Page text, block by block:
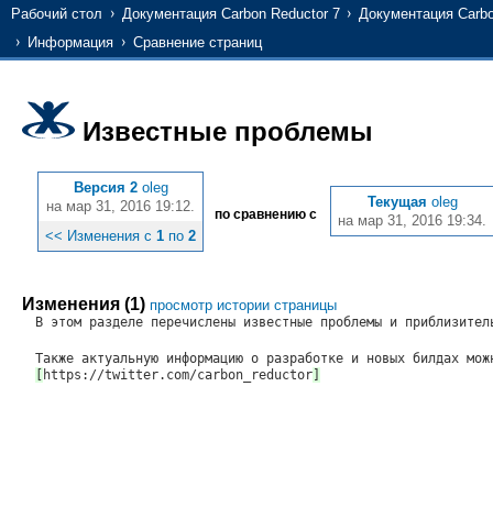
Рабочий стол Документация Carbon Reductor 7
Документация
Информация
Сравнение страниц
Известные проблемы
Версия 2 oleg
на мар 31, 2016 19:12.
<< Изменения с 1 по 2
по сравнению с
Текущая oleg
на мар 31, 2016 19:34.
Изменения (1) просмотр истории страницы
В этом разделе перечислены известные проблемы и
Также актуальную информацию о разработке и новых билдах
https://twitter.com/carbon_reductor